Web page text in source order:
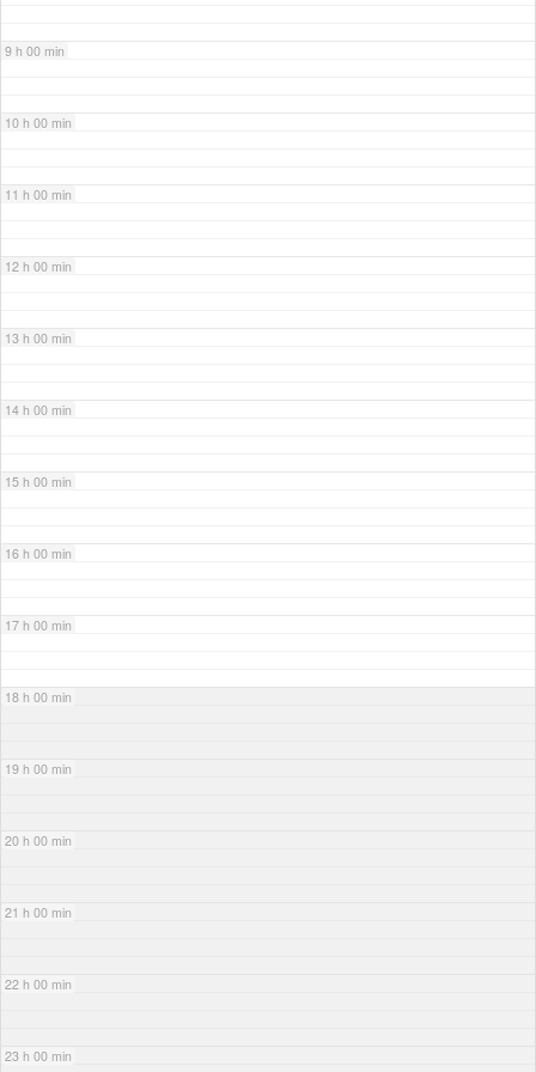
9 h 00 min
10 h 00 min
11 h 00 min
12 h 00 min
13 h 00 min
14 h 00 min
15 h 00 min
16 h 00 min
17 h 00 min
18 h 00 min
19 h 00 min
20 h 00 min
21 h 00 min
22 h 00 min
23 h 00 min